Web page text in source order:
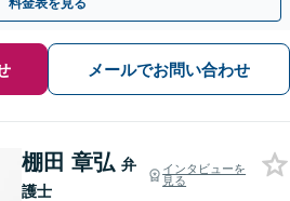
料金表を見る
メールでお問い合わせ
棚田 章弘 弁
護士
インタビューを
見る